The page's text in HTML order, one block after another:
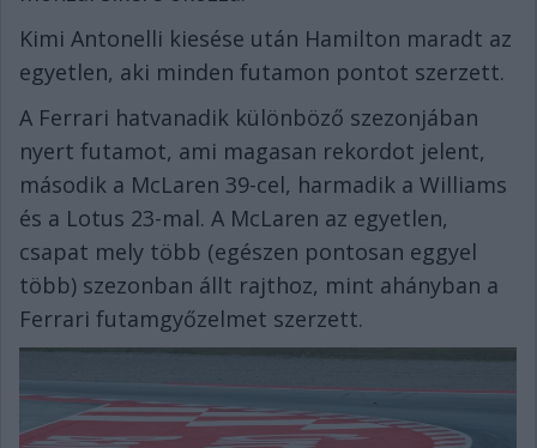
Kimi Antonelli kiesése után Hamilton maradt az
egyetlen, aki minden futamon pontot szerzett.
A Ferrari hatvanadik különböző szezonjában
nyert futamot, ami magasan rekordot jelent,
második a McLaren 39-cel, harmadik a Williams
és a Lotus 23-mal. A McLaren az egyetlen,
csapat mely több (egészen pontosan eggyel
több) szezonban állt rajthoz, mint ahányban a
Ferrari futamgyőzelmet szerzett.